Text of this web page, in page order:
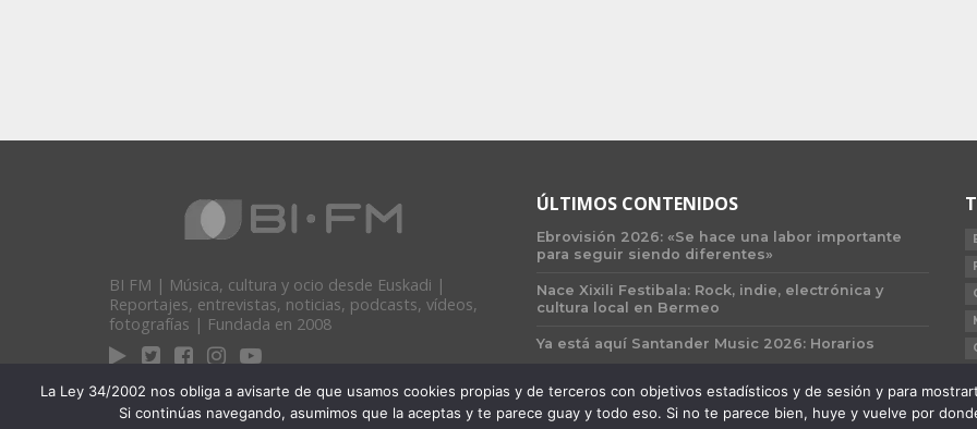
BI FM | Música, cultura y ocio desde Euskadi |
Reportajes, entrevistas, noticias, podcasts, vídeos,
fotografías | Fundada en 2008
ÚLTIMOS CONTENIDOS
Ebrovisión 2026: «Se hace una labor importante
para seguir siendo diferentes»
Nace Xixili Festibala: Rock, indie, electrónica y
cultura local en Bermeo
Ya está aquí Santander Music 2026: Horarios
La Ley 34/2002 nos obliga a avisarte de que usamos cookies propias y de terceros con objetivos estadísticos y de sesión y para
Si continúas navegando, asumimos que la aceptas y te parece guay y todo eso. Si no te parece bien, huye y vuelve por